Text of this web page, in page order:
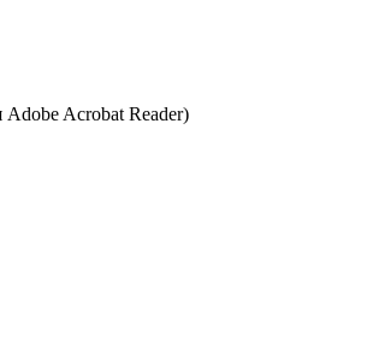
Adobe Acrobat Reader)